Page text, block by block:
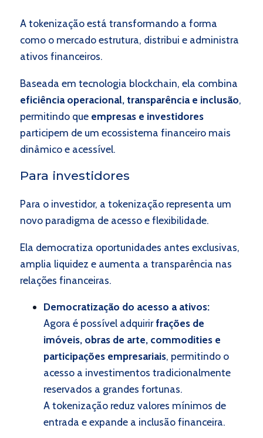
A tokenização está transformando a forma
como o mercado estrutura, distribui e administra
ativos financeiros.
Baseada em tecnologia blockchain, ela combina
eficiência operacional, transparência e inclusão,
permitindo que empresas e investidores
participem de um ecossistema financeiro mais
dinâmico e acessível.
Para investidores
Para o investidor, a tokenização representa um
novo paradigma de acesso e flexibilidade.
Ela democratiza oportunidades antes exclusivas,
amplia liquidez e aumenta a transparência nas
relações financeiras.
Democratização do acesso a ativos:
Agora é possível adquirirfrações de
imóveis, obras de arte, commodities e
participações empresariais, permitindo o
acesso a investimentos tradicionalmente
reservados a grandes fortunas.
A tokenização reduz valores mínimos de
entrada e expande a inclusão financeira.